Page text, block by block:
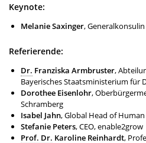
Keynote:
Melanie Saxinger,
Referierende:
Dr. Franziska Armbruster,
Bayerisches Staatsministerium für
Dorothee Eisenlohr,
Schramberg
Isabel Jahn, Global Head of
Stefanie Peters, CEO, enable2grow
Prof. Dr. Karoline Reinhardt,